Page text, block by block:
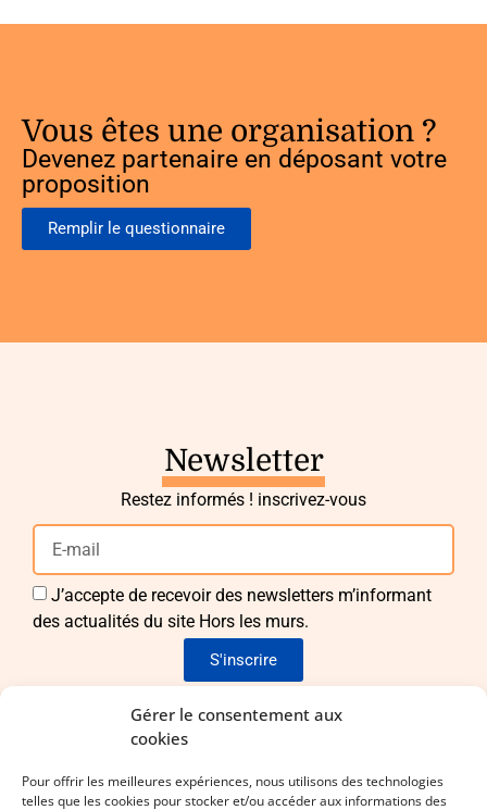
Gérer le consentement aux
cookies
Pour offrir les meilleures expériences, nous utilisons des technologies
telles que les cookies pour stocker et/ou accéder aux informations des
Vous êtes une organisation ?
Devenez partenaire en déposant votre
proposition
Remplir le questionnaire
Newsletter
Restez informés ! inscrivez-vous
J’accepte de recevoir des newsletters m’informant
des actualités du site Hors les murs.
S'inscrire
Envie de nous rejoindre ?
Laissez-nous vos coordonnées !